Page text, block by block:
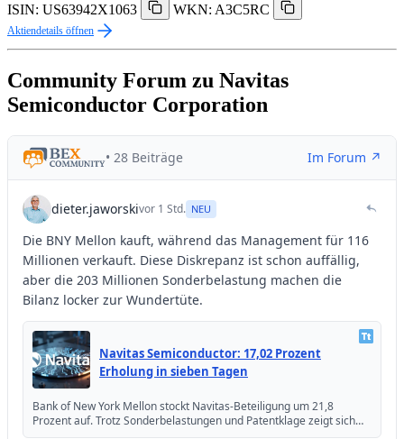
ISIN: US63942X1063
WKN: A3C5RC
Aktiendetails öffnen
Community Forum zu Navitas
Semiconductor Corporation